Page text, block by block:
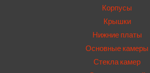
Корпусы
Крышки
Нижние платы
Основные камеры
Стекла камер